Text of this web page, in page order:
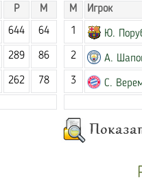
Р
М
644 64
289 86
262 78
М
Игрок
1
Ю.
2
А.
3
С.